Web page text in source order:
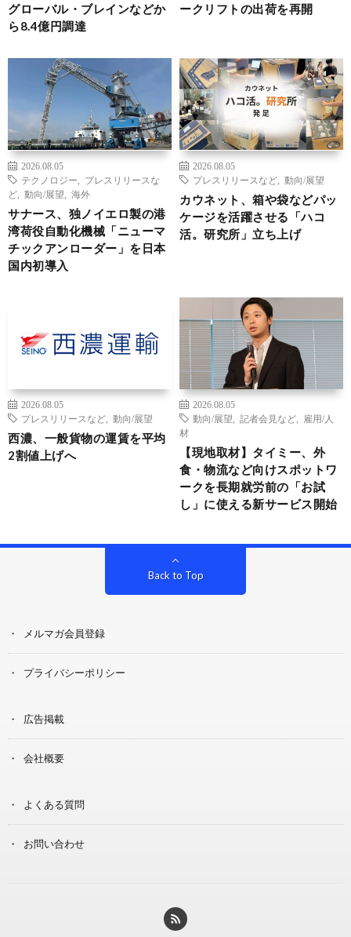
グローバル・ブレインなどか
ら8.4億円調達
ークリフトの出荷を再開
2026.08.05
テクノロジー
プレスリリースな
ど
動向/展望 海外
サナース、独ノイエロ製の港
湾荷役自動化機械「ニューマ
チックアンローダー」を日本
国内初導入
2026.08.05
プレスリリースなど
動向/展望
カウネット、箱や袋などパッ
ケージを活躍させる「ハコ
活。研究所」立ち上げ
2026.08.05
プレスリリースなど
動向/展望
西濃、一般貨物の運賃を平均
2割値上げへ
2026.08.05
動向/展望
記者会見など
雇用/人
材
【現地取材】タイミー、外
食・物流など向けスポットワ
ークを長期就労前の「お試
し」に使える新サービス開始
Back to Top
メルマガ会員登録
プライバシーポリシー
広告掲載
会社概要
よくある質問
お問い合わせ